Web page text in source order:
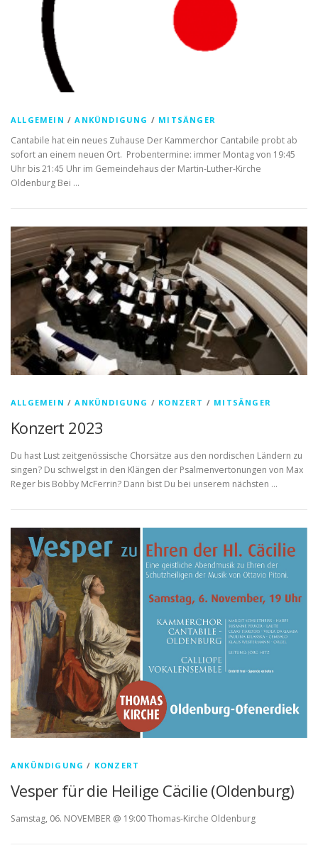
ALLGEMEIN /ANKÜNDIGUNG / MITSÄNGER
Cantabile hat ein neues Zuhause Der Kammerchor Cantabile probt ab
sofort an einem neuen Ort. Probentermine: immer Montag von 19:45
Uhr bis 21:45 Uhr im Gemeindehaus der Martin-Luther-Kirche
Oldenburg Bei …
ALLGEMEIN /ANKÜNDIGUNG / KONZERT / MITSÄNGER
Konzert 2023
Du hast Lust zeitgenössische Chorsätze aus den nordischen Ländern zu
singen? Du schwelgst in den Klängen der Psalmenvertonungen von Max
Reger bis Bobby McFerrin? Dann bist Du bei unserem nächsten …
ANKÜNDIGUNG / KONZERT
Vesper für die Heilige Cäcilie (Oldenburg)
Samstag, 06. NOVEMBER @ 19:00 Thomas-Kirche Oldenburg